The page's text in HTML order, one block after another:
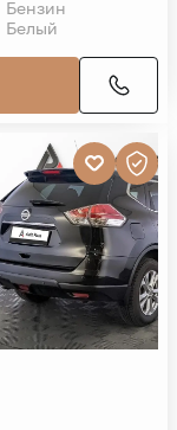
Бензин
Белый